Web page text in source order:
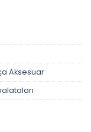
Aksesuar